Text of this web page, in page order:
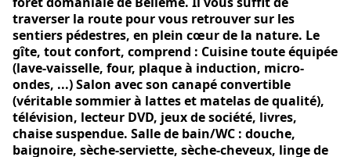
traverser la route pour vous retrouver sur les
sentiers pédestres, en plein cœur de la nature. Le
gîte, tout confort, comprend : Cuisine toute équipée
(lave-vaisselle, four, plaque à induction, micro-
ondes, ...) Salon avec son canapé convertible
(véritable sommier à lattes et matelas de qualité),
télévision, lecteur DVD, jeux de société, livres,
chaise suspendue. Salle de bain/WC : douche,
baignoire, sèche-serviette, sèche-cheveux, linge de